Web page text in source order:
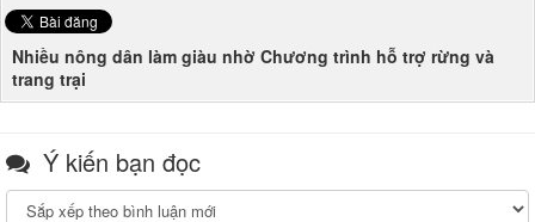
Nhiều nông dân làm giàu nhờ Chương trình hỗ trợ rừng và
trang trại
Ý kiến bạn đọc